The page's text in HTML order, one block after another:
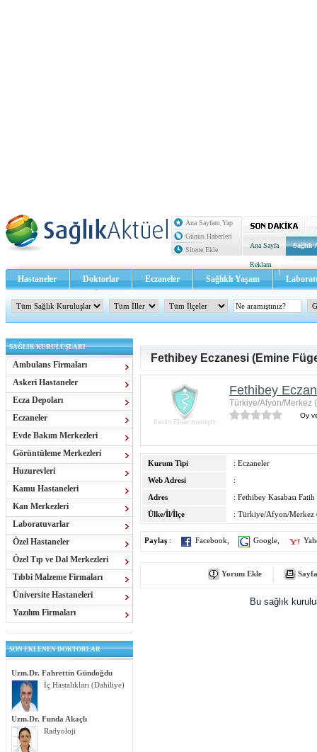
Ana Sayfam Yap
Günün Haberleri
Sitene Ekle
Ana Sayfa Sağlık
Reklam
Hastaneler Doktorlar Eczaneler Sağlıklı Yaşam
Sağlık TV - Video İletişim
SAĞLIK KURULUŞLARI
Ambulans Firmaları
Askeri Hastaneler
Ecza Depoları
Eczaneler
Evde Bakım Merkezleri
Görüntüleme Merkezleri
Huzurevleri
Kamu Hastaneleri
Kan Merkezleri
Laboratuvarlar
Özel Hastaneler
Özel Tıp ve Dal Merkezleri
Tıbbi Malzeme Firmaları
Üniversite Hastaneleri
Yazılım Firmaları
SON EKLENEN DOKTORLAR
Uzm.Dr. Fahrettin Gündoğdu
İç Hastalıkları (Dahiliye)
Uzm.Dr. Funda Akaçlı
Radyoloji
Fethibey Eczanesi (Emine
Fethibey
Türkiye/Afyon/Merkez
Oy
Kurum Tipi
: Eczaneler
Web Adresi
:
Adres
: Fethibey Kasabası
Ülke/İl/İlçe
: Türkiye/Afyon/Merkez
Paylaş : Facebook Google
Yorum Ekle
Bu sağlık